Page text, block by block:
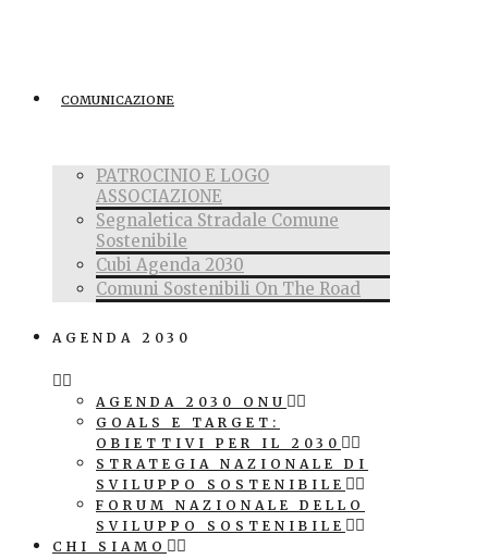
COMUNICAZIONE
PATROCINIO E LOGO
ASSOCIAZIONE
Segnaletica Stradale Comune
Sostenibile
Cubi Agenda 2030
Comuni Sostenibili On The Road
AGENDA 2030
AGENDA 2030 ONU
GOALS E TARGET:
OBIETTIVI PER IL 2030
STRATEGIA NAZIONALE DI
SVILUPPO SOSTENIBILE
FORUM NAZIONALE DELLO
SVILUPPO SOSTENIBILE
CHI SIAMO